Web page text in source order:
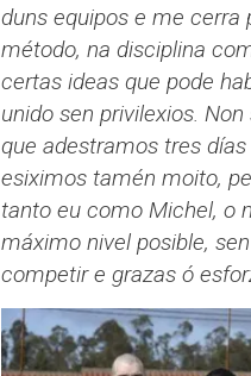
duns equipos e me cerra
método, na disciplina
certas ideas que pode
unido sen privilexios. Non
que adestramos tres
esiximos tamén moito,
tanto eu como Michel, o
máximo nivel posible,
competir e grazas ó